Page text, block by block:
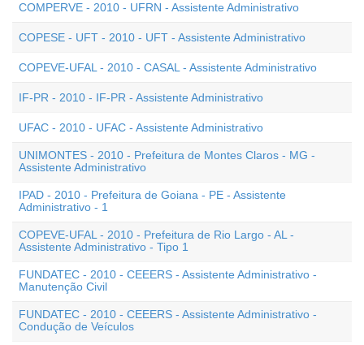
COMPERVE - 2010 - UFRN - Assistente Administrativo
COPESE - UFT - 2010 - UFT - Assistente Administrativo
COPEVE-UFAL - 2010 - CASAL - Assistente Administrativo
IF-PR - 2010 - IF-PR - Assistente Administrativo
UFAC - 2010 - UFAC - Assistente Administrativo
UNIMONTES - 2010 - Prefeitura de Montes Claros - MG -
Assistente Administrativo
IPAD - 2010 - Prefeitura de Goiana - PE - Assistente
Administrativo - 1
COPEVE-UFAL - 2010 - Prefeitura de Rio Largo - AL -
Assistente Administrativo - Tipo 1
FUNDATEC - 2010 - CEEERS - Assistente Administrativo -
Manutenção Civil
FUNDATEC - 2010 - CEEERS - Assistente Administrativo -
Condução de Veículos